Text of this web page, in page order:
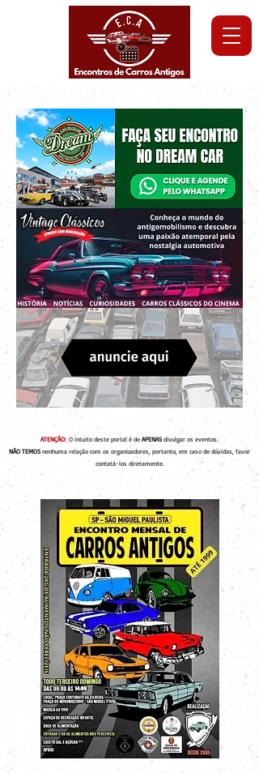
ATENÇÃO: O intuito deste portal é de APENASdivulgar os eventos.
NÃO TEMOS nenhuma relação com os organizadores, portanto, em caso de dúvidas, favor
contatá-los diretamente.